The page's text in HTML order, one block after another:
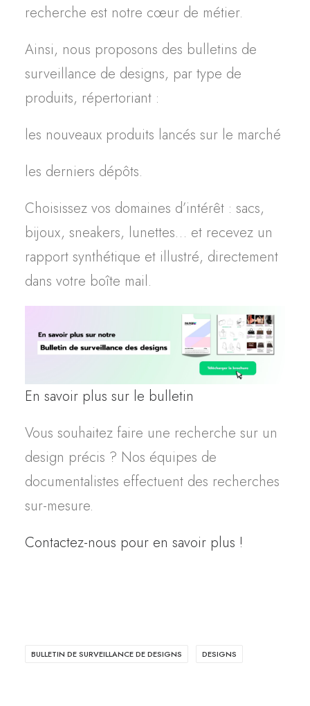
recherche est notre cœur de métier.
Ainsi, nous proposons des bulletins de
surveillance de designs, par type de
produits, répertoriant :
les nouveaux produits lancés sur le marché
les derniers dépôts.
Choisissez vos domaines d’intérêt : sacs,
bijoux, sneakers, lunettes… et recevez un
rapport synthétique et illustré, directement
dans votre boîte mail.
En savoir plus sur le bulletin
Vous souhaitez faire une recherche sur un
design précis ? Nos équipes de
documentalistes effectuent des recherches
sur-mesure.
Contactez-nous pour en savoir plus !
BULLETIN DE SURVEILLANCE DE DESIGNS DESIGNS